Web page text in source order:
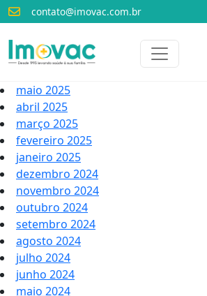
contato@imovac.com.br
Voltar para o início
maio 2025
abril 2025
março 2025
fevereiro 2025
janeiro 2025
dezembro 2024
novembro 2024
outubro 2024
setembro 2024
agosto 2024
julho 2024
junho 2024
maio 2024